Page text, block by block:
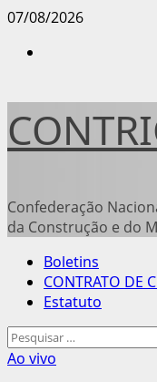
Avançar
07/08/2026
Confederação
da Construção e do
Menu
principal
Boletins
CONTRATO DE
Estatuto
Pesquisar
por:
Ao vivo